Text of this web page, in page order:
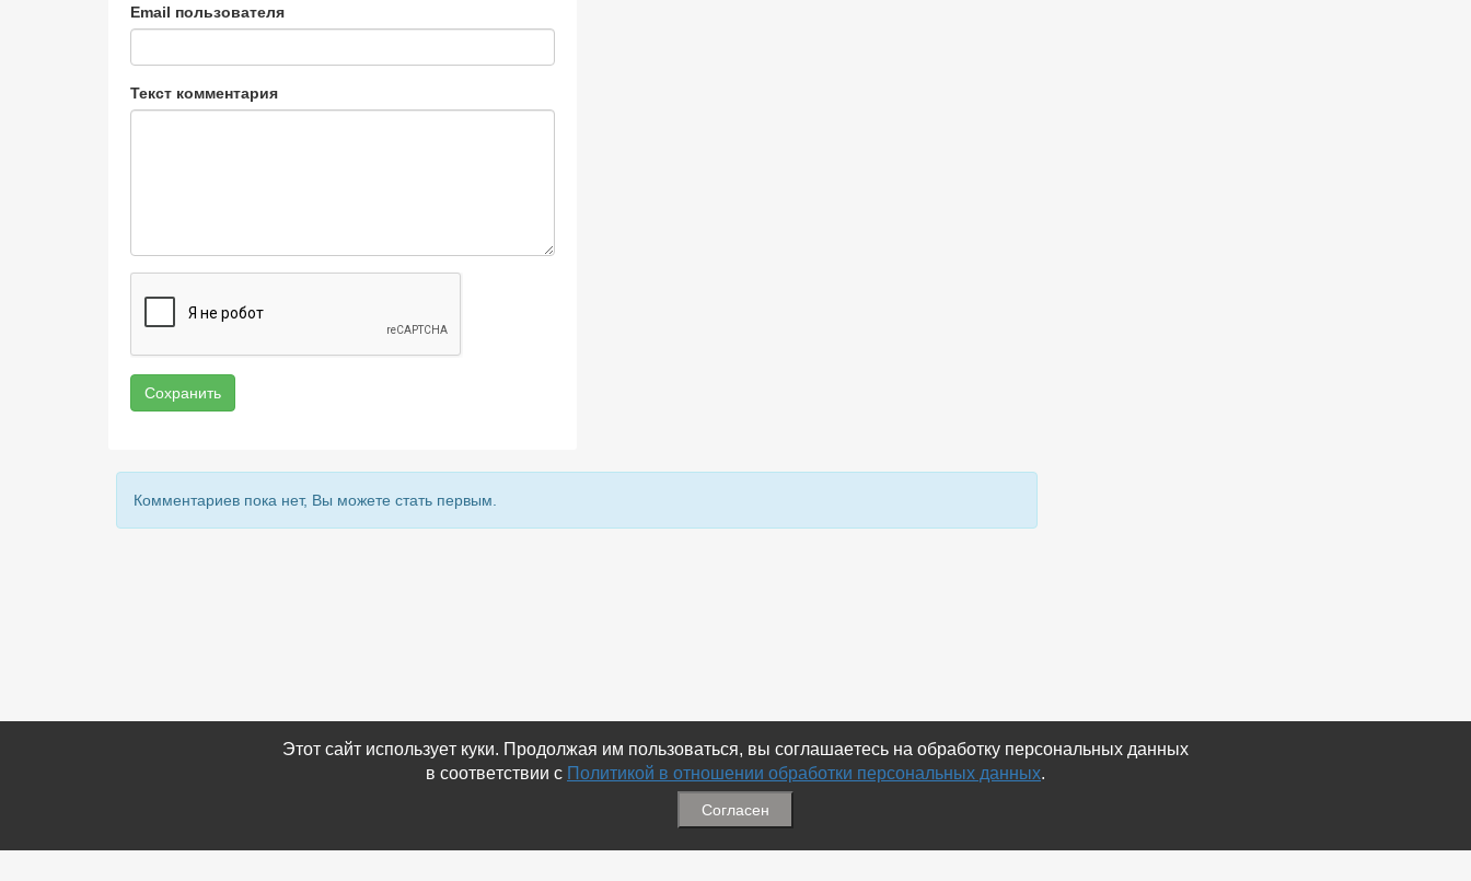
Email пользователя
Текст комментария
Сохранить
Комментариев пока нет, Вы можете стать первым.
Этот сайт использует куки. Продолжая им пользоваться, вы соглашаетесь на обработку персональных данных
в соответствии с Политикой в отношении обработки персональных данных.
Согласен
Меню